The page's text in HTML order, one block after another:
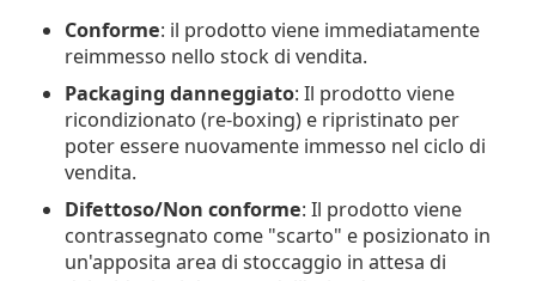
Conforme: il prodotto viene immediatamente
reimmesso nello stock di vendita.
Packaging danneggiato: Il prodotto viene
ricondizionato (re-boxing) e ripristinato per
poter essere nuovamente immesso nel ciclo di
vendita.
Difettoso/Non conforme: Il prodotto viene
contrassegnato come "scarto" e posizionato in
un'apposita area di stoccaggio in attesa di